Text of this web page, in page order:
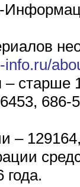
– старше
686-
–
года.